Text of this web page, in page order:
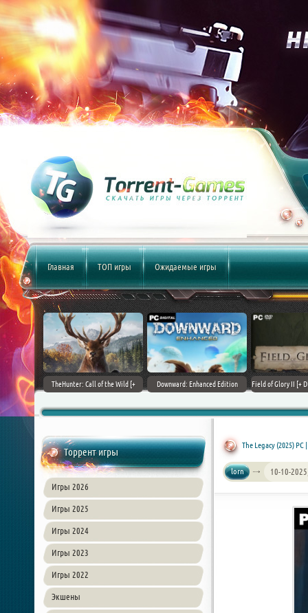
Главная ТОП игры Ожидаемые игры
(2017)
TheHunter: Call of the Wild [+
Downward: Enhanced Edition
Field of Glory II [+
Торрент игры
Игры 2026
Игры 2025
Игры 2024
Игры 2023
Игры 2022
Экшены
The Legacy (2025) PC
lorn 10-10-